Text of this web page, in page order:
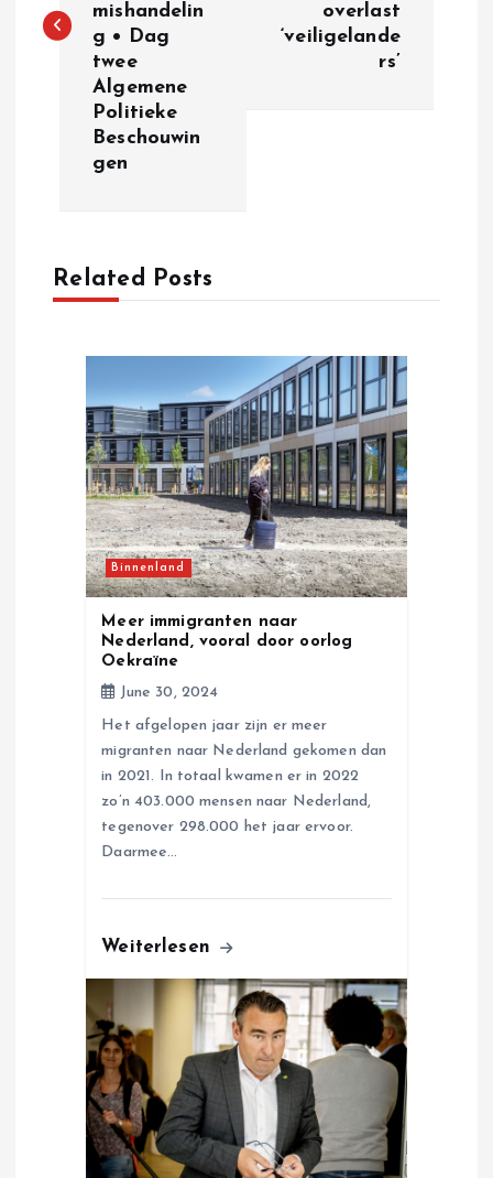
t
g
mishandelin
g • Dag
twee
Algemene
Politieke
Beschouwin
gen
overlast
‘veiligelande
rs’
Related Posts
Binnenland
Meer immigranten naar
Nederland, vooral door oorlog
Oekraïne
June 30, 2024
Het afgelopen jaar zijn er meer
migranten naar Nederland gekomen dan
in 2021. In totaal kwamen er in 2022
zo’n 403.000 mensen naar Nederland,
tegenover 298.000 het jaar ervoor.
Daarmee…
Weiterlesen